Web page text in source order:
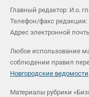
Главный редактор: И.о.
Телефон/факс редакции:
Адрес электронной
Любое использование
соблюдении правил
Новгородские ведомости
Материалы рубрики